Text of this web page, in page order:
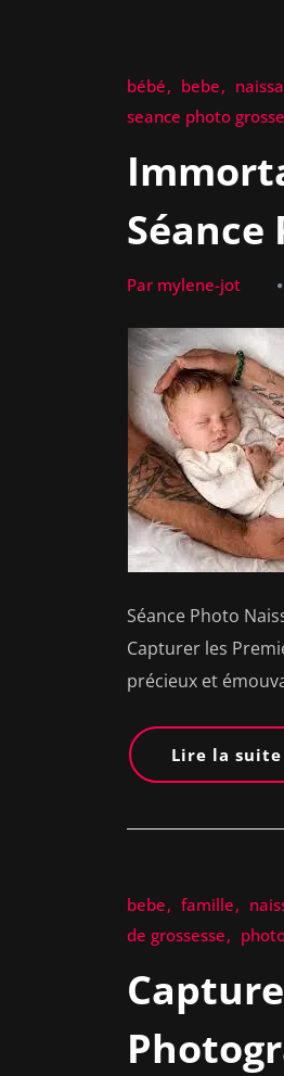
bébé bebe
seance photo
Séance
Par mylene-jot
Séance Photo
Capturer les
précieux et
Lire la suite
bebe famille
de grossesse